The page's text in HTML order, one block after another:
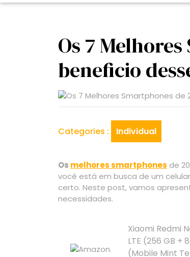
Os 7
beneficio
Categories : Individual
Os melhores smartphones de
você está em busca de um
certo. Neste post, vamos
necessidades.
Xiaomi Redmi
LTE (256 GB +
(Mobile Mint